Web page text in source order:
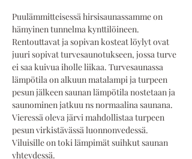
Puulämmitteisessä hirsisaunassamme on
hämyinen tunnelma kynttilöineen.
Rentouttavat ja sopivan kosteat löylyt ovat
juuri sopivat turvesaunotukseen, jossa turve
ei saa kuivua iholle liikaa. Turvesaunassa
lämpötila on alkuun matalampi ja turpeen
pesun jälkeen saunan lämpötila nostetaan ja
saunominen jatkuu ns normaalina saunana.
Vieressä oleva järvi mahdollistaa turpeen
pesun virkistävässä luonnonvedessä.
Viluisille on toki lämpimät suihkut saunan
yhteydessä.